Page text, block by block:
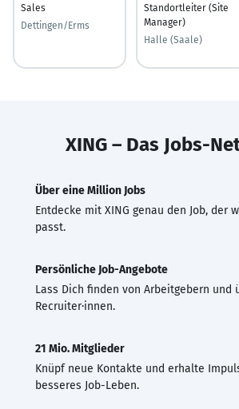
Sales
Dettingen/Erms
Standortleiter (Site
Manager)
Halle (Saale)
XING – Das Jobs-
Über eine Million Jobs
Entdecke mit XING genau den Job, der
passt.
Persönliche Job-Angebote
Lass Dich finden von Arbeitgebern und
Recruiter·innen.
21 Mio. Mitglieder
Knüpf neue Kontakte und erhalte
besseres Job-Leben.